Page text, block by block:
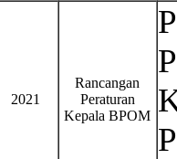
2021
Rancangan
Peraturan
Kepala BPOM